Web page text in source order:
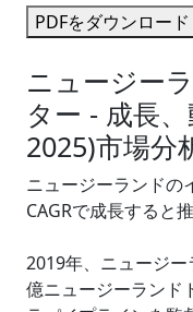
PDFをダウンロード
ニュージー
ター - 成長
2025)市場分
ニュージーランドの
CAGRで成長すると
2019年、ニュージ
億ニュージーランド